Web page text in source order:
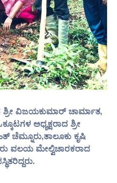
ವಿಜಯಕುಮಾರ್ ಚಾರ್ಮಾತ,
ಅಧ್ಯಕ್ಷರಾದ ಶ್ರೀ
ಕೃಷಿ
ವಲಯ ಮೇಲ್ವಿಚಾರಕರಾದ